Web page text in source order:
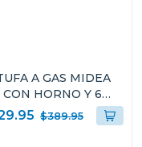
A GAS MIDEA
HORNO Y 6
$389.95